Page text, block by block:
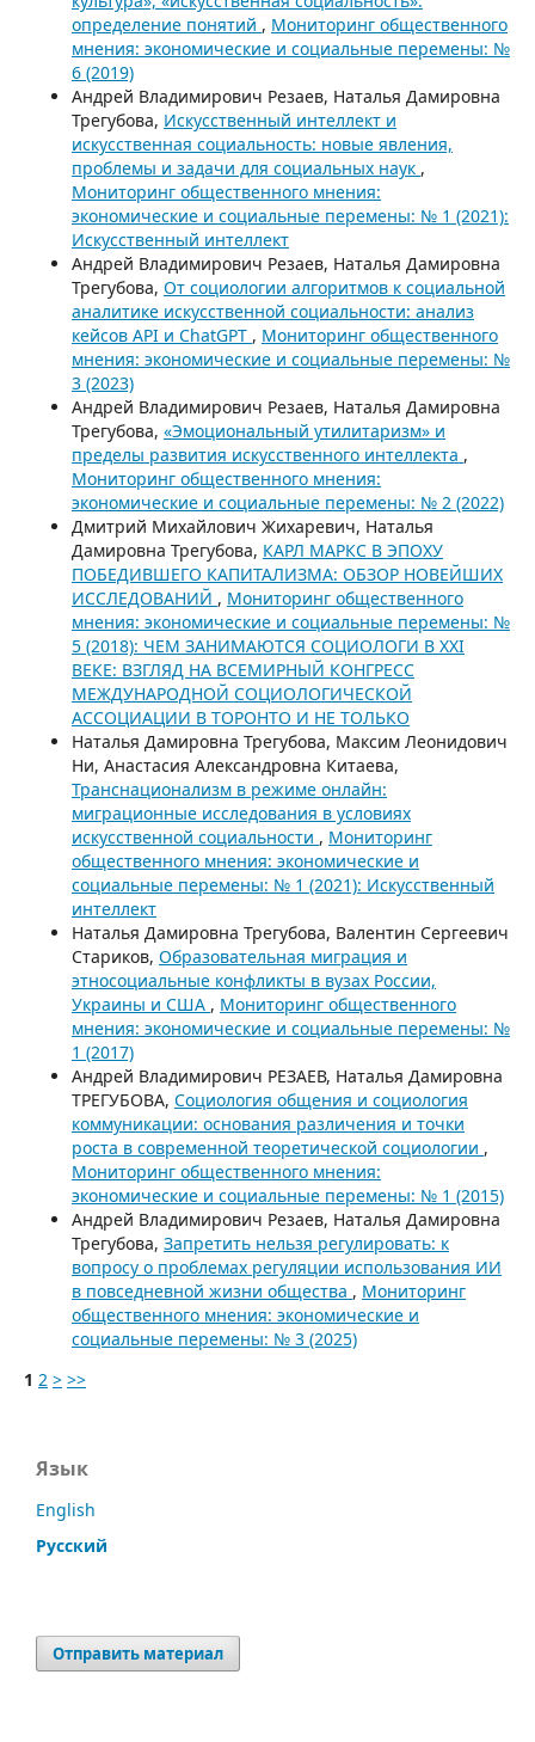
определение понятий , Мониторинг общественного
мнения: экономические и социальные перемены: №
6 (2019)
Андрей Владимирович Резаев, Наталья Дамировна
Трегубова, Искусственный интеллект и
искусственная социальность: новые явления,
проблемы и задачи для социальных наук ,
Мониторинг общественного мнения:
экономические и социальные перемены: № 1 (2021):
Искусственный интеллект
Андрей Владимирович Резаев, Наталья Дамировна
Трегубова, От социологии алгоритмов к социальной
аналитике искусственной социальности: анализ
кейсов API и ChatGPT , Мониторинг общественного
мнения: экономические и социальные перемены: №
3 (2023)
Андрей Владимирович Резаев, Наталья Дамировна
Трегубова, «Эмоциональный утилитаризм» и
пределы развития искусственного интеллекта ,
Мониторинг общественного мнения:
экономические и социальные перемены: № 2 (2022)
Дмитрий Михайлович Жихаревич, Наталья
Дамировна Трегубова, КАРЛ МАРКС В ЭПОХУ
ПОБЕДИВШЕГО КАПИТАЛИЗМА: ОБЗОР НОВЕЙШИХ
ИССЛЕДОВАНИЙ , Мониторинг общественного
мнения: экономические и социальные перемены: №
5 (2018): ЧЕМ ЗАНИМАЮТСЯ СОЦИОЛОГИ В XXI
ВЕКЕ: ВЗГЛЯД НА ВСЕМИРНЫЙ КОНГРЕСС
МЕЖДУНАРОДНОЙ СОЦИОЛОГИЧЕСКОЙ
АССОЦИАЦИИ В ТОРОНТО И НЕ ТОЛЬКО
Наталья Дамировна Трегубова, Максим Леонидович
Ни, Анастасия Александровна Китаева,
Транснационализм в режиме онлайн:
миграционные исследования в условиях
искусственной социальности , Мониторинг
общественного мнения: экономические и
социальные перемены: № 1 (2021): Искусственный
интеллект
Наталья Дамировна Трегубова, Валентин Сергеевич
Стариков, Образовательная миграция и
этносоциальные конфликты в вузах России,
Украины и США , Мониторинг общественного
мнения: экономические и социальные перемены: №
1 (2017)
Андрей Владимирович РЕЗАЕВ, Наталья Дамировна
ТРЕГУБОВА, Социология общения и социология
коммуникации: основания различения и точки
роста в современной теоретической социологии ,
Мониторинг общественного мнения:
экономические и социальные перемены: № 1 (2015)
Андрей Владимирович Резаев, Наталья Дамировна
Трегубова, Запретить нельзя регулировать: к
вопросу о проблемах регуляции использования ИИ
в повседневной жизни общества , Мониторинг
общественного мнения: экономические и
социальные перемены: № 3 (2025)
1 2 > >>
Язык
English
Русский
Отправить материал